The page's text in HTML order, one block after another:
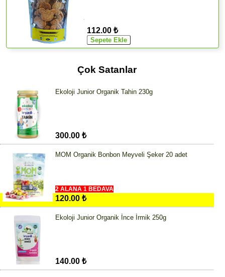
112.00 ₺
Çok Satanlar
Ekoloji Junior Organik Tahin 230g
300.00 ₺
MOM Organik Bonbon Meyveli Şeker 20 adet
2 ALANA 1 BEDAVA
120.00 ₺
Ekoloji Junior Organik İnce İrmik 250g
140.00 ₺